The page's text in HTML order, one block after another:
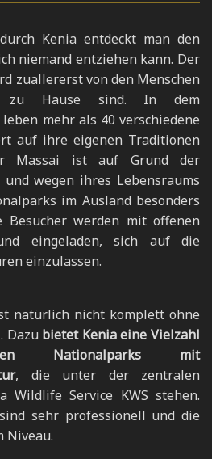
Kenia entdeckt man den
niemand entziehen kann. Der
zuallererst von den Menschen
zu Hause sind. In dem
mehr als 40 verschiedene
auf ihre eigenen Traditionen
Massai ist auf Grund der
wegen ihres Lebensraums
im Ausland besonders
Besucher werden mit offenen
eingeladen, sich auf die
einzulassen.
natürlich nicht komplett ohne
Dazu bietet Kenia eine Vielzahl
Nationalparks mit
, die unter der zentralen
Wildlife Service KWS stehen.
sehr professionell und die
Niveau.